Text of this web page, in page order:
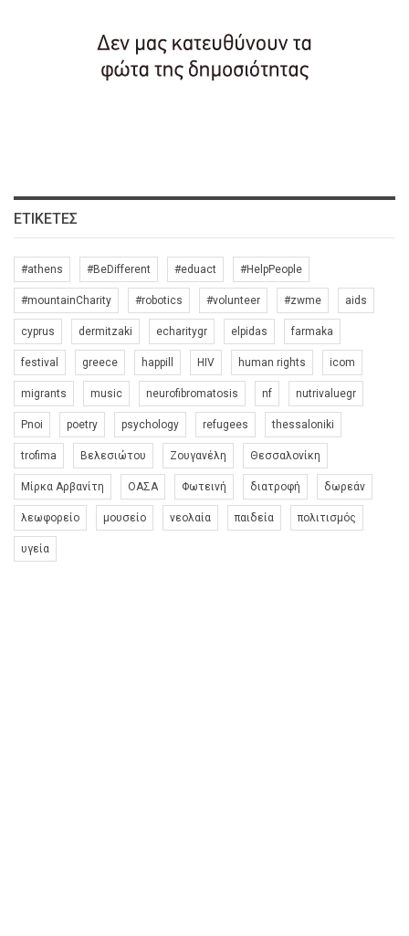
ΕΤΙΚΈΤΕΣ
#athens #BeDifferent #eduact #HelpPeople
#mountainCharity #robotics #volunteer #zwme aids
cyprus dermitzaki echaritygr elpidas farmaka
festival greece happill HIV human rights icom
migrants music neurofibromatosis nf nutrivaluegr
Pnoi poetry psychology refugees thessaloniki
trofima Βελεσιώτου Ζουγανέλη Θεσσαλονίκη
Μίρκα Αρβανίτη ΟΑΣΑ Φωτεινή διατροφή δωρεάν
λεωφορείο μουσείο νεολαία παιδεία πολιτισμός
υγεία